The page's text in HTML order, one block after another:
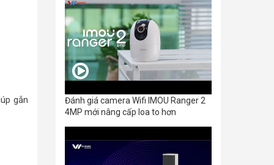
gắn
Đánh giá camera Wifi IMOU Ranger 2
4MP mới nâng cấp loa to hơn